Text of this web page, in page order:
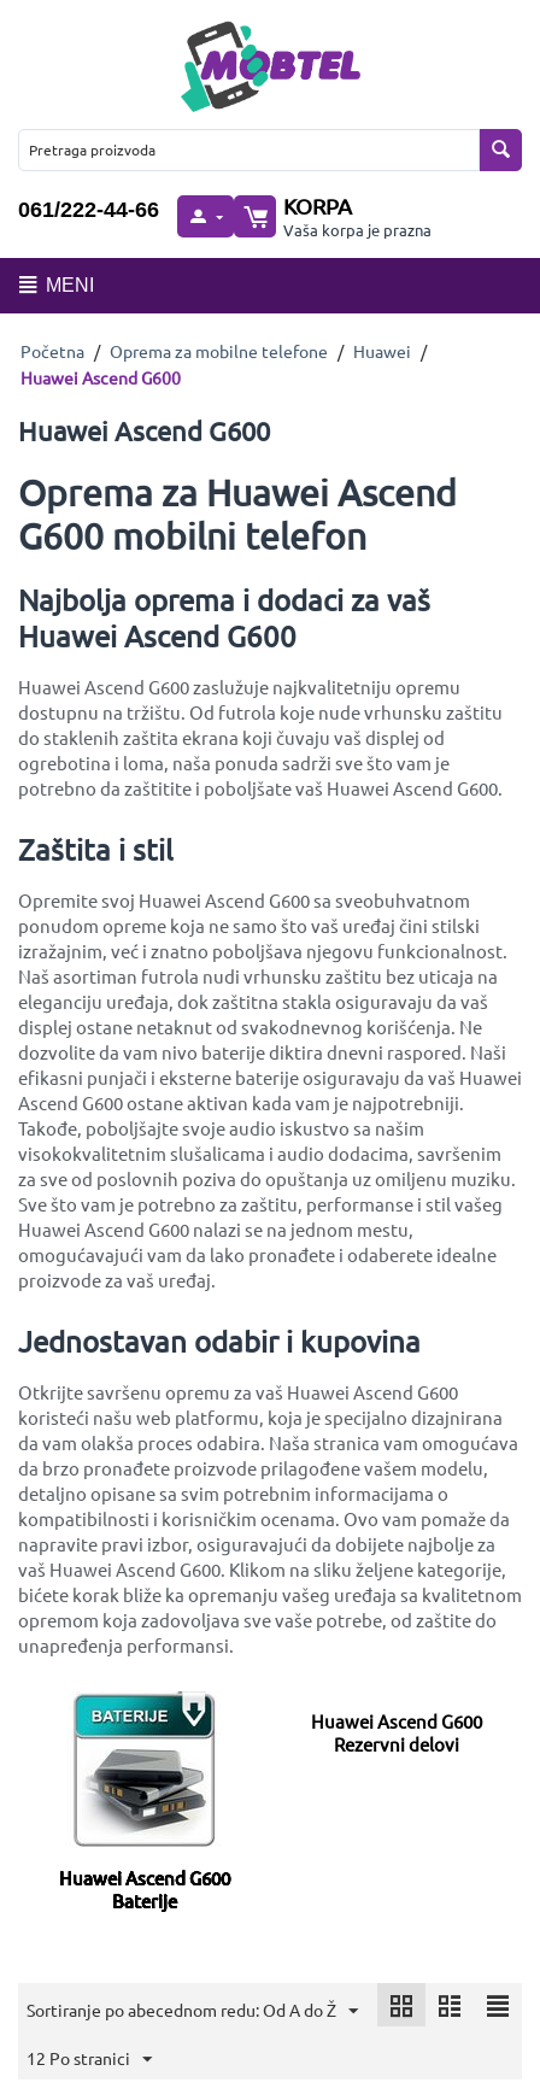
061/222-44-66 KORPA
Vaša korpa je prazna
MENI
Početna / Oprema za mobilne telefone / Huawei /
Huawei Ascend G600
Huawei Ascend G600
Oprema za Huawei Ascend
G600 mobilni telefon
Najbolja oprema i dodaci za vaš
Huawei Ascend G600
Huawei Ascend G600 zaslužuje najkvalitetniju opremu
dostupnu na tržištu. Od futrola koje nude vrhunsku zaštitu
do staklenih zaštita ekrana koji čuvaju vaš displej od
ogrebotina i loma, naša ponuda sadrži sve što vam je
potrebno da zaštitite i poboljšate vaš Huawei Ascend G600.
Zaštita i stil
Opremite svoj Huawei Ascend G600 sa sveobuhvatnom
ponudom opreme koja ne samo što vaš uređaj čini stilski
izražajnim, već i znatno poboljšava njegovu funkcionalnost.
Naš asortiman futrola nudi vrhunsku zaštitu bez uticaja na
eleganciju uređaja, dok zaštitna stakla osiguravaju da vaš
displej ostane netaknut od svakodnevnog korišćenja. Ne
dozvolite da vam nivo baterije diktira dnevni raspored. Naši
efikasni punjači i eksterne baterije osiguravaju da vaš Huawei
Ascend G600 ostane aktivan kada vam je najpotrebniji.
Takođe, poboljšajte svoje audio iskustvo sa našim
visokokvalitetnim slušalicama i audio dodacima, savršenim
za sve od poslovnih poziva do opuštanja uz omiljenu muziku.
Sve što vam je potrebno za zaštitu, performanse i stil vašeg
Huawei Ascend G600 nalazi se na jednom mestu,
omogućavajući vam da lako pronađete i odaberete idealne
proizvode za vaš uređaj.
Jednostavan odabir i kupovina
Otkrijte savršenu opremu za vaš Huawei Ascend G600
koristeći našu web platformu, koja je specijalno dizajnirana
da vam olakša proces odabira. Naša stranica vam omogućava
da brzo pronađete proizvode prilagođene vašem modelu,
detaljno opisane sa svim potrebnim informacijama o
kompatibilnosti i korisničkim ocenama. Ovo vam pomaže da
napravite pravi izbor, osiguravajući da dobijete najbolje za
vaš Huawei Ascend G600. Klikom na sliku željene kategorije,
bićete korak bliže ka opremanju vašeg uređaja sa kvalitetnom
opremom koja zadovoljava sve vaše potrebe, od zaštite do
unapređenja performansi.
Huawei Ascend G600
Baterije
Huawei Ascend G600
Rezervni delovi
Sortiranje po abecednom redu: Od A do Ž
12 Po stranici